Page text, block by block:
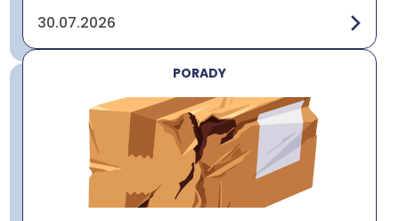
30.07.2026
PORADY